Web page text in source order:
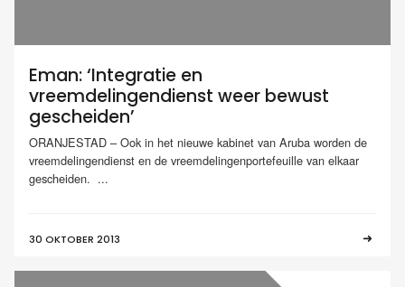
Eman: ‘Integratie en
vreemdelingendienst weer bewust
gescheiden’
ORANJESTAD – Ook in het nieuwe kabinet van Aruba worden de
vreemdelingendienst en de vreemdelingenportefeuille van elkaar
gescheiden. ...
30 OKTOBER 2013